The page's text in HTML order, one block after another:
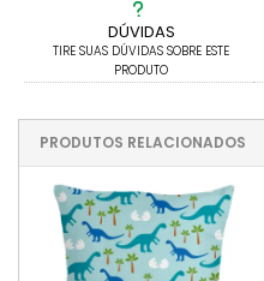
DÚVIDAS
TIRE SUAS DÚVIDAS SOBRE ESTE
PRODUTO
PRODUTOS RELACIONADOS